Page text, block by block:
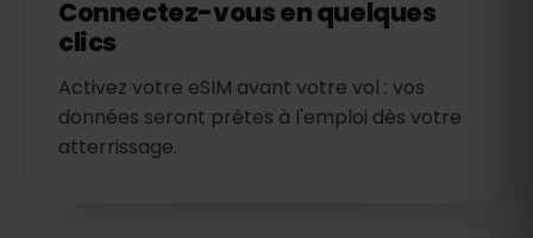
Connectez-vous en quelques
clics
Activez votre eSIM avant votre vol : vos
données seront prêtes à l'emploi dès votre
atterrissage.